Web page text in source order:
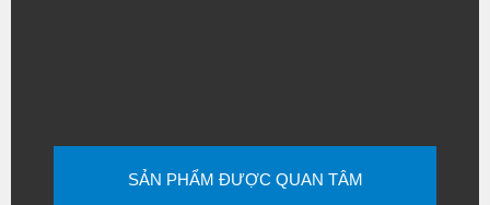
SẢN PHẨM ĐƯỢC QUAN TÂM